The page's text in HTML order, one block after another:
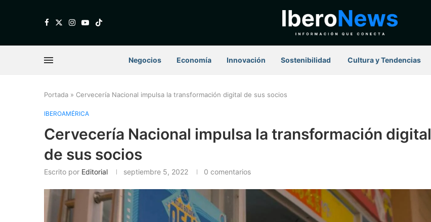
Negocios Economía Innovación Sostenibilidad ⁠ Cultura y Tendencias
Portada » Cervecería Nacional impulsa la transformación digital de sus socios
IBEROAMÉRICA
Cervecería Nacional impulsa la transformación digital
de sus socios
Escrito por Editorial septiembre 5, 2022 0 comentarios